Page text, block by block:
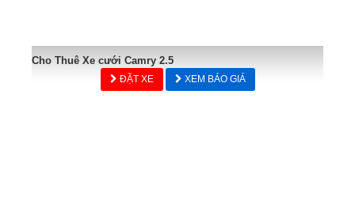
Cho Thuê Xe cưới Camry 2.5
ĐẶT XE XEM BÁO GIÁ